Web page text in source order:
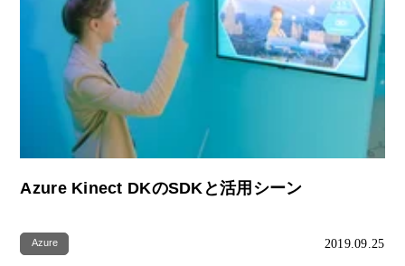
Azure Kinect DKのSDKと活用シーン
Azure 2019.09.25